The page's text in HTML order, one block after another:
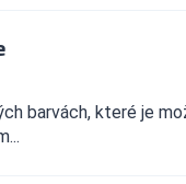
barvách, které je